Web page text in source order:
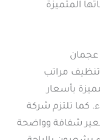
المتميزة
عجمان
مراتب
بأسعار
كما تلتزم شركة
شفافة وواضحة